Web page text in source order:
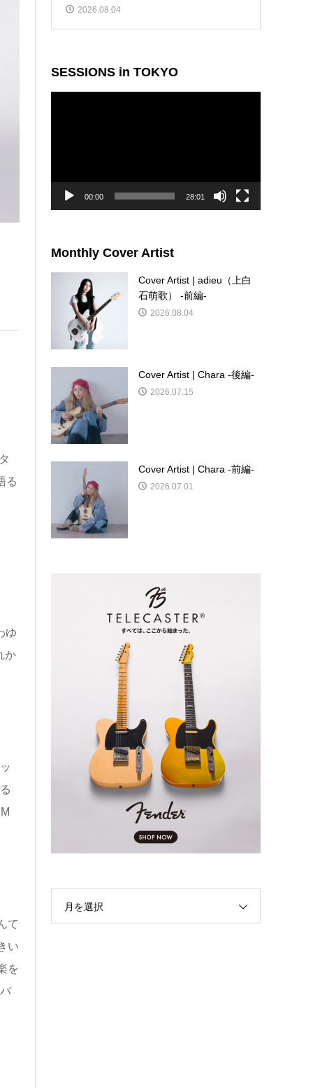
る
ゆ
か
て
い
を
2026.08.04
SESSIONS in TOKYO
00:00 28:01
Monthly Cover Artist
Cover Artist | adieu（上白
石萌歌） -前編-
2026.08.04
Cover Artist | Chara -後編-
2026.07.15
Cover Artist | Chara -前編-
2026.07.01
月を選択